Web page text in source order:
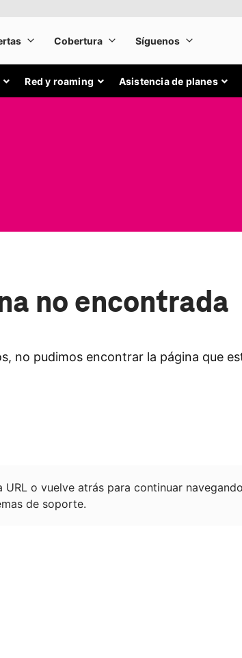
Red y roaming Asistencia de planes